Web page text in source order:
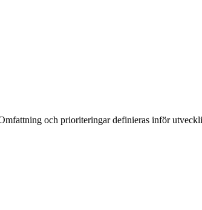
och prioriteringar definieras inför